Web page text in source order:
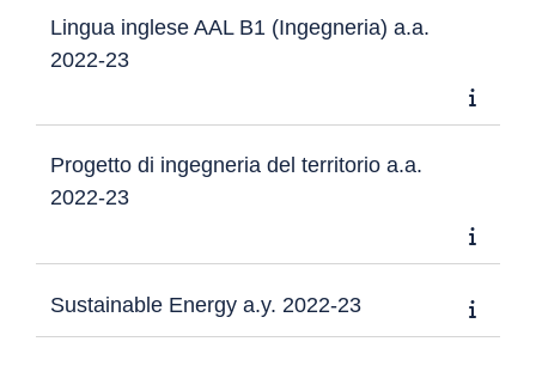
Lingua inglese AAL B1 (Ingegneria) a.a.
2022-23
Progetto di ingegneria del territorio a.a.
2022-23
Sustainable Energy a.y. 2022-23